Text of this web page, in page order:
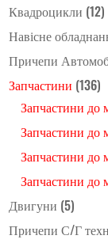
Квадроцикли (12)
Навісне
Причепи
Запчастини (136)
Запчастини до
Запчастини до
Запчастини до
Запчастини до
Двигуни (5)
Причепи С/Г